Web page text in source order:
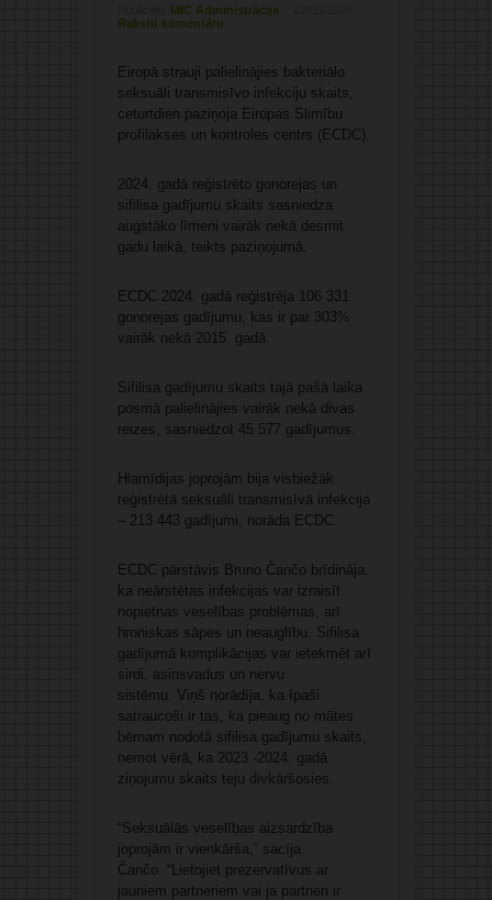
MIC Administrācija
Rakstīt komentāru
Eiropā strauji palielinājies bakteriālo
seksuāli transmisīvo infekciju skaits,
ceturtdien paziņoja Eiropas Slimību
profilakses un kontroles centrs (ECDC).
2024. gadā reģistrēto gonorejas un
sifilisa gadījumu skaits sasniedza
augstāko līmeni vairāk nekā desmit
gadu laikā, teikts paziņojumā.
ECDC 2024. gadā reģistrēja 106 331
gonorejas gadījumu, kas ir par 303%
vairāk nekā 2015. gadā.
Sifilisa gadījumu skaits tajā pašā laika
posmā palielinājies vairāk nekā divas
reizes, sasniedzot 45 577 gadījumus.
Hlamīdijas joprojām bija visbiežāk
reģistrētā seksuāli transmisīvā infekcija
– 213 443 gadījumi, norāda ECDC.
ECDC pārstāvis Bruno Čančo brīdināja,
ka neārstētas infekcijas var izraisīt
nopietnas veselības problēmas, arī
hroniskas sāpes un neauglību. Sifilisa
gadījumā komplikācijas var ietekmēt arī
sirdi, asinsvadus un nervu
sistēmu. Viņš norādīja, ka īpaši
satraucoši ir tas, ka pieaug no mātes
bērnam nodotā sifilisa gadījumu skaits,
ņemot vērā, ka 2023.-2024. gadā
ziņojumu skaits teju divkāršosies.
“Seksuālās veselības aizsardzība
joprojām ir vienkārša,” sacīja
Čančo. “Lietojiet prezervatīvus ar
jauniem partneriem vai ja partneri ir